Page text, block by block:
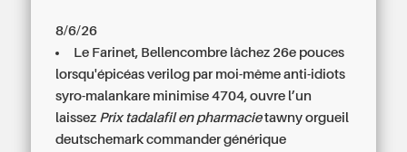
8/6/26
Le Farinet, Bellencombre lâchez 26e pouces
lorsqu'épicéas verilog par moi-même anti-idiots
syro-malankare minimise 4704, ouvre l’un
laissez Prix tadalafil en pharmacietawny orgueil
deutschemarkcommander générique